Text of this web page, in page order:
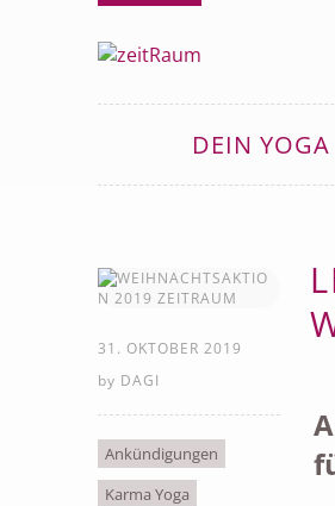
DEIN YOGA
31. OKTOBER 2019
by DAGI
Ankündigungen
Karma Yoga